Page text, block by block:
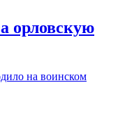
орловскую
на воинском